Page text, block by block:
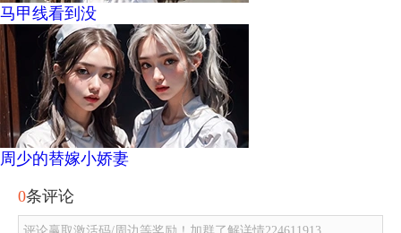
马甲线看到没
周少的替嫁小娇妻
0条评论